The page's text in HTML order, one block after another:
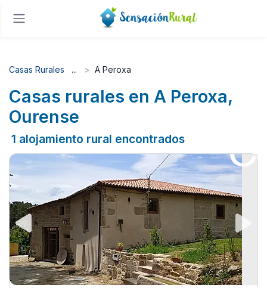
Casas Rurales A Peroxa
Casas rurales en A Peroxa,
Ourense
1 alojamiento rural encontrados